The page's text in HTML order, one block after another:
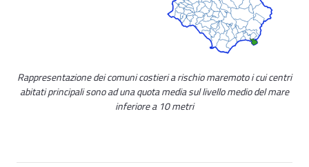
Rappresentazione dei comuni costieri a rischio maremoto i cui centri
abitati principali sono ad una quota media sul livello medio del mare
inferiore a 10 metri